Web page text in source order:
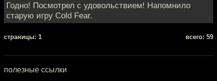
Годно! Посмотрел с удовольствием! Напомнило
старую игру Cold Fear.
cтраницы: 1 всего: 59
полезные ссылки